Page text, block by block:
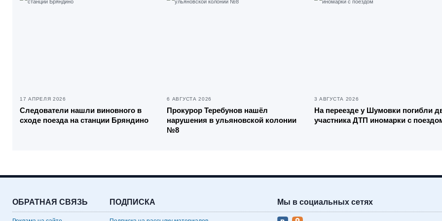
17 АПРЕЛЯ 2026
Следователи нашли виновного в
сходе поезда на станции Бряндино
6 АВГУСТА 2026
Прокурор Теребунов нашёл
нарушения в ульяновской колонии
№8
3 АВГУСТА 2026
На переезде у Шумовки погибли
участника ДТП иномарки с
ОБРАТНАЯ СВЯЗЬ ПОДПИСКА Мы в социальных сетях